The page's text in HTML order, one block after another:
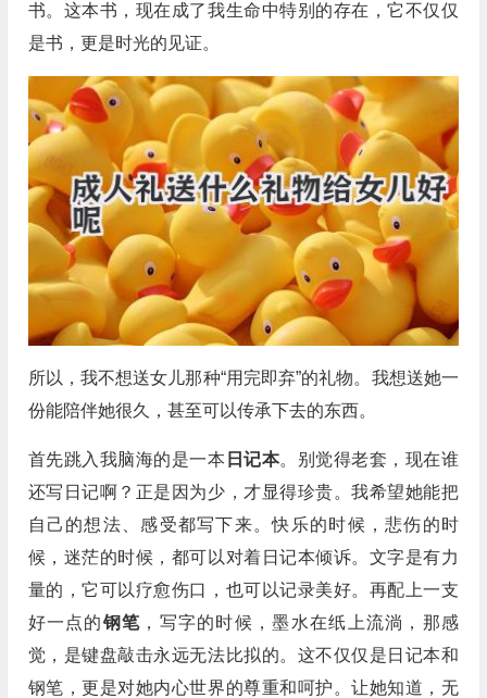
书。这本书，现在成了我生命中特别的存在，它不仅仅
是书，更是时光的见证。
所以，我不想送女儿那种“用完即弃”的礼物。我想送她一
份能陪伴她很久，甚至可以传承下去的东西。
首先跳入我脑海的是一本 日记本。别觉得老套，现在谁
还写日记啊？正是因为少，才显得珍贵。我希望她能把
自己的想法、感受都写下来。快乐的时候，悲伤的时
候，迷茫的时候，都可以对着日记本倾诉。文字是有力
量的，它可以疗愈伤口，也可以记录美好。再配上一支
好一点的钢笔 ，写字的时候，墨水在纸上流淌，那感
觉，是键盘敲击永远无法比拟的。这不仅仅是日记本和
钢笔，更是对她内心世界的尊重和呵护。让她知道，无